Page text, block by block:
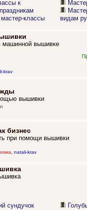
к
классы
видам
машинной вышивке
krav
вышивки
бизнес
при помощи вышивки
, natali-krav
сундучок